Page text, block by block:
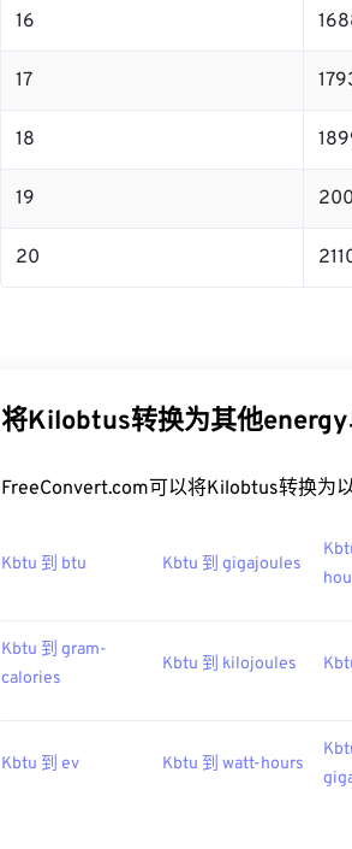
16
17
18
19
20
将Kilobtus转换为其他
FreeConvert.com可以将Kilobtus转换为
Kbtu 到 btu Kbtu 到 gigajoules
Kbtu 到 gram-
calories
Kbtu 到 kilojoules
Kbtu 到 ev Kbtu 到 watt-hours